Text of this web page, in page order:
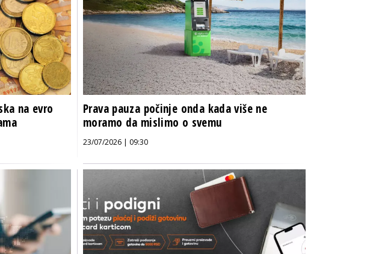
na evro
Prava pauza počinje onda kada više ne
moramo da mislimo o svemu
23/07/2026 | 09:30